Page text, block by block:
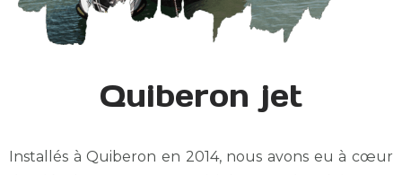
Quiberon jet
Installés à Quiberon en 2014, nous avons eu à cœur